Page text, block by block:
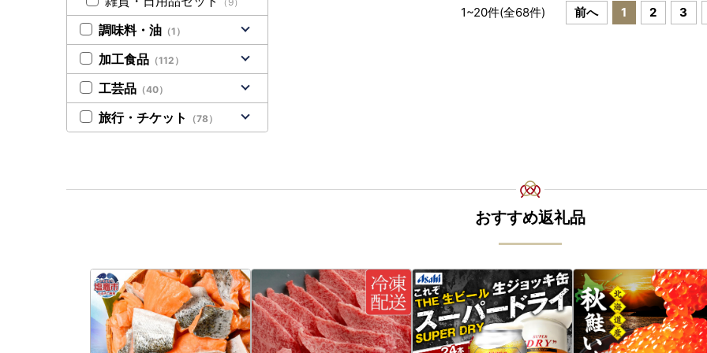
1~20件(全68件) 前へ 1 2 3
調味料・油 （1）
加工食品 （112）
工芸品 （40）
旅行・チケット （78）
おすすめ返礼品